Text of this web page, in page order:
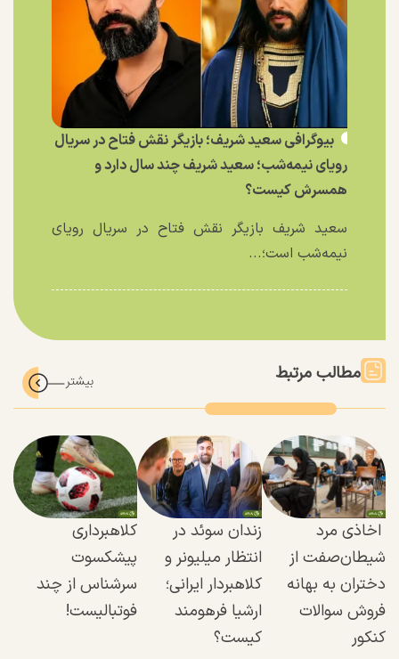
بیوگرافی سعید شریف؛ بازیگر نقش فتاح در سریال
رویای نیمه‌شب؛ سعید شریف چند سال دارد و
همسرش کیست؟
سعید شریف بازیگر نقش فتاح در سریال رویای
نیمه‌شب است؛...
مطالب مرتبط
اخاذی مرد
شیطان‌صفت از
دختران به بهانه
فروش سوالات
کنکور
زندان سوئد در
انتظار میلیونر و
کلاهبردار ایرانی؛
ارشیا فرهومند
کیست؟
کلاهبرداری
پیشکسوت
سرشناس از چند
فوتبالیست!